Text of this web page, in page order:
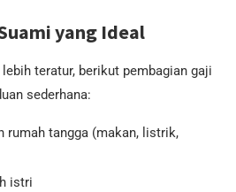
yang Ideal
teratur, berikut pembagian gaji
sederhana:
rumah tangga (makan, listrik,
istri